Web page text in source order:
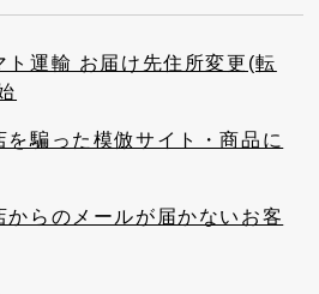
ト運輸 お届け先住所変更(転
を騙った模倣サイト・商品に
からのメールが届かないお客